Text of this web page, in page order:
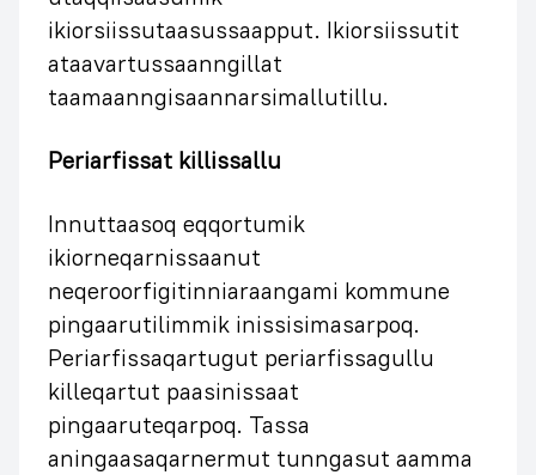
ikiorsiissutaasussaapput. Ikiorsiissutit
ataavartussaanngillat
taamaanngisaannarsimallutillu.
Periarfissat killissallu
Innuttaasoq eqqortumik
ikiorneqarnissaanut
neqeroorfigitinniaraangami kommune
pingaarutilimmik inissisimasarpoq.
Periarfissaqartugut periarfissagullu
killeqartut paasinissaat
pingaaruteqarpoq. Tassa
aningaasaqarnermut tunngasut aamma